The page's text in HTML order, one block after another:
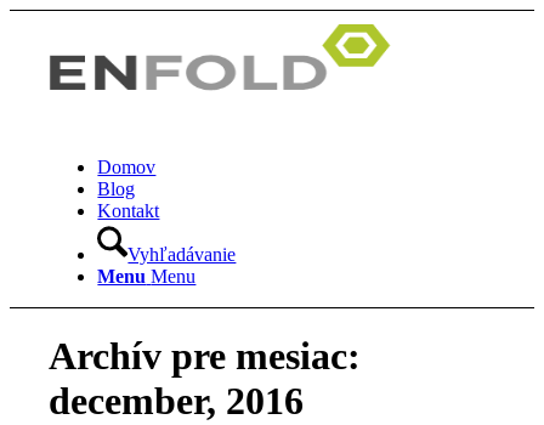
Domov
Blog
Kontakt
Vyhľadávanie
Menu Menu
Archív pre mesiac:
december, 2016